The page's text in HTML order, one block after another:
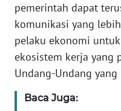
pemerintah dapat
komunikasi yang
pelaku ekonomi
ekosistem kerja yang
Undang-Undang yang
Baca Juga:
NTT
WN
KEPRI